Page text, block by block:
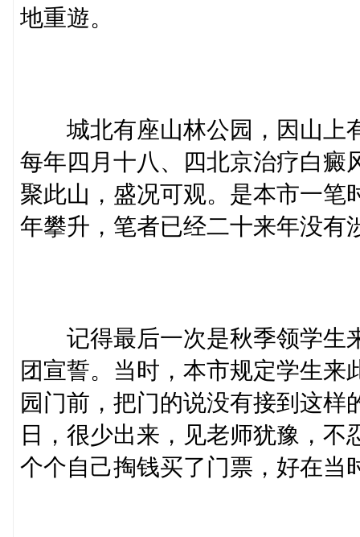
地重遊。
城北有座山林公园，因山上
每年四月十八、四北京治疗白癜
聚此山，盛况可观。是本市一笔
年攀升，笔者已经二十来年没有
记得最后一次是秋季领学生
团宣誓。当时，本市规定学生
园门前，把门的说没有接到这
日，很少出来，见老师犹豫，不
个个自己掏钱买了门票，好在当